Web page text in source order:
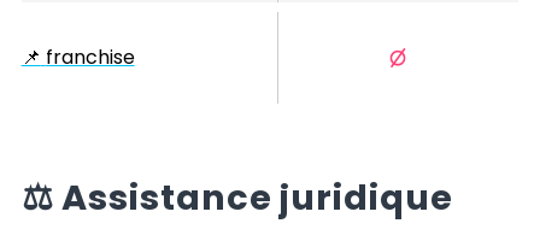
📌 franchise
⚖️Assistance juridique